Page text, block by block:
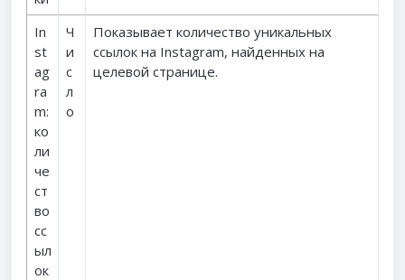
In
st
ag
ra
m:
ко
ли
че
ст
во
сс
ыл
ок
Ч
и
с
л
о
Показывает количество уникальных
ссылок на Instagram, найденных на
целевой странице.